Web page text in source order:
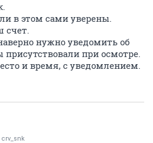
в этом сами уверены.
счет.
нужно уведомить об
присутствовали при осмотре.
и время, с уведомлением.
crv_snk